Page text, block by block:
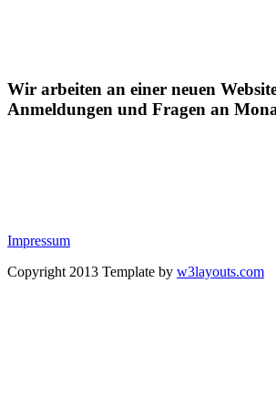
Wir arbeiten an einer neuen
Anmeldungen und Fragen an
Impressum
Copyright 2013 Template by w3layouts.com